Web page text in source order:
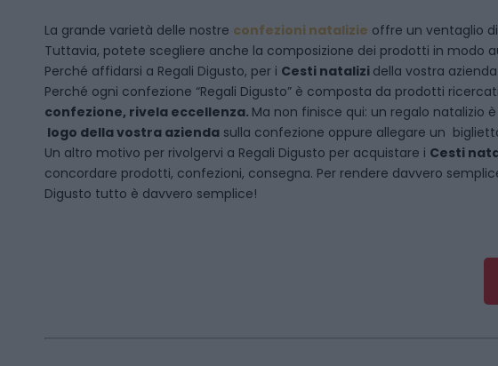
La grande varietà delle nostre confezioni natalizie offre un ventaglio
Tuttavia, potete scegliere anche la composizione dei prodotti in modo
Perché affidarsi a Regali Digusto, per i Cesti natalizi della vostra azienda
Perché ogni confezione “Regali Digusto” è composta da prodotti
confezione, rivela eccellenza. Ma non finisce qui: un regalo natalizio
logo della vostra azienda sulla confezione oppure allegare un
Un altro motivo per rivolgervi a Regali Digusto per acquistare i Cesti
concordare prodotti, confezioni, consegna. Per rendere davvero
Digusto tutto è davvero semplice!